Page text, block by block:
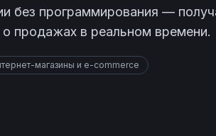
без программирования —
продажах в реальном времени.
магазины и e-commerce